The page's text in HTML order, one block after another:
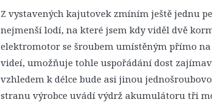
Z vystavených kajutovek zmíním ještě jednu
nejmenší lodí, na které jsem kdy viděl dvě
elektromotor se šroubem umístěným přímo
videí, umožňuje tohle uspořádání dost
vzhledem k délce bude asi jinou
stranu výrobce uvádí výdrž akumulátoru tři